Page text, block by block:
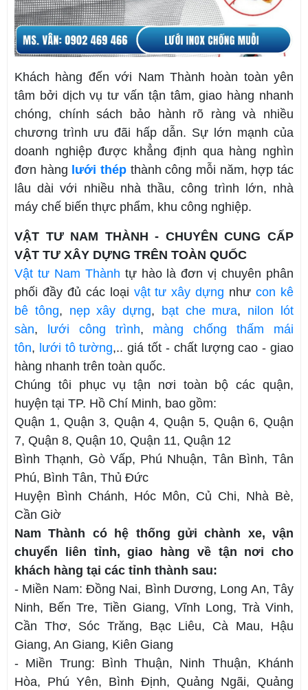
Khách hàng đến với Nam Thành hoàn toàn yên
tâm bởi dịch vụ tư vấn tận tâm, giao hàng nhanh
chóng, chính sách bảo hành rõ ràng và nhiều
chương trình ưu đãi hấp dẫn. Sự lớn mạnh của
doanh nghiệp được khẳng định qua hàng nghìn
đơn hàng lưới thép thành công mỗi năm, hợp tác
lâu dài với nhiều nhà thầu, công trình lớn, nhà
máy chế biến thực phẩm, khu công nghiệp.
VẬT TƯ NAM THÀNH - CHUYÊN CUNG CẤP
VẬT TƯ XÂY DỰNG TRÊN TOÀN QUỐC
Vật tư Nam Thành tự hào là đơn vị chuyên phân
phối đầy đủ các loại vật tư xây dựng nhưcon kê
bê tông, nẹp xây dựng, bạt che mưa, nilon lót
sàn, lưới công trình, màng chống thấm mái
tôn, lưới tô tường,.. giá tốt - chất lượng cao - giao
hàng nhanh trên toàn quốc.
Chúng tôi phục vụ tận nơi toàn bộ các quận,
huyện tại TP. Hồ Chí Minh, bao gồm:
Quận 1, Quận 3, Quận 4, Quận 5, Quận 6, Quận
7, Quận 8, Quận 10, Quận 11, Quận 12
Bình Thạnh, Gò Vấp, Phú Nhuận, Tân Bình, Tân
Phú, Bình Tân, Thủ Đức
Huyện Bình Chánh, Hóc Môn, Củ Chi, Nhà Bè,
Cần Giờ
Nam Thành có hệ thống gửi chành xe, vận
chuyển liên tỉnh, giao hàng về tận nơi cho
khách hàng tại các tỉnh thành sau:
- Miền Nam: Đồng Nai, Bình Dương, Long An, Tây
Ninh, Bến Tre, Tiền Giang, Vĩnh Long, Trà Vinh,
Cần Thơ, Sóc Trăng, Bạc Liêu, Cà Mau, Hậu
Giang, An Giang, Kiên Giang
- Miền Trung: Bình Thuận, Ninh Thuận, Khánh
Hòa, Phú Yên, Bình Định, Quảng Ngãi, Quảng